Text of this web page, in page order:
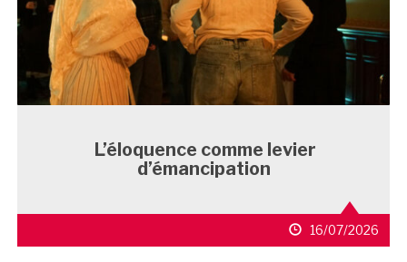
L’éloquence comme levier
d’émancipation
16/07/2026